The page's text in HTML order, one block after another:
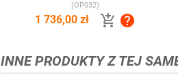
(OP032)
1 736,00 zł  
INNE PRODUKTY Z TEJ